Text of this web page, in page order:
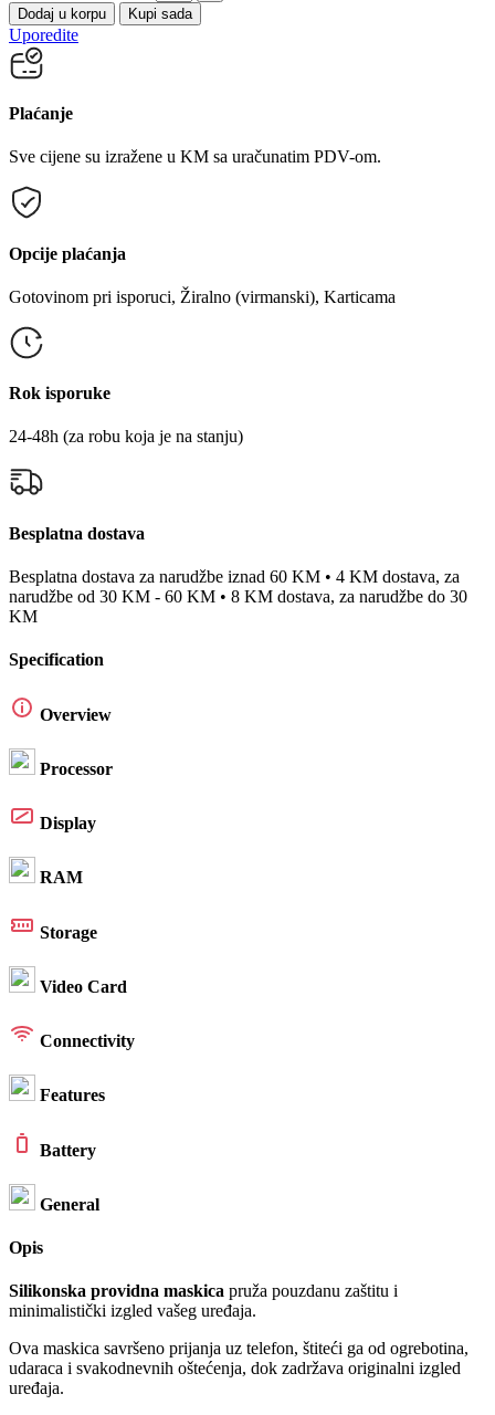
Dodaj u korpu Kupi sada
Uporedite
Plaćanje
Sve cijene su izražene u KM sa uračunatim PDV-om.
Opcije plaćanja
Gotovinom pri isporuci, Žiralno (virmanski), Karticama
Rok isporuke
24-48h (za robu koja je na stanju)
Besplatna dostava
Besplatna dostava za narudžbe iznad 60 KM • 4 KM dostava, za
narudžbe od 30 KM - 60 KM • 8 KM dostava, za narudžbe do 30
KM
Specification
Overview
Processor
Display
RAM
Storage
Video Card
Connectivity
Features
Battery
General
Opis
Silikonska providna maskica pruža pouzdanu zaštitu i
minimalistički izgled vašeg uređaja.
Ova maskica savršeno prijanja uz telefon, štiteći ga od ogrebotina,
udaraca i svakodnevnih oštećenja, dok zadržava originalni izgled
uređaja.